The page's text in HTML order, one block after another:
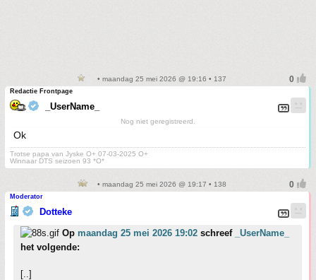
• maandag 25 mei 2026 @ 19:16 • 137
Redactie Frontpage
_UserName_
Nog niet geregistreerd.
Ok
Trotse papa van Jyske O+ 07-03-2025 O+
Winnaar DTS seizoen 93 *O*
• maandag 25 mei 2026 @ 19:17 • 138
Moderator
Dotteke
Op maandag 25 mei 2026 19:02 schreef
_UserName_
het volgende:
[..]